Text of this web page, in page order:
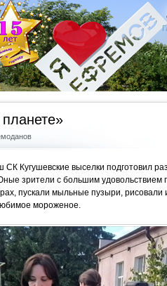
Кугушевские выселки подготовил
зрители с большим удовольствием
пускали мыльные пузыри,
мороженое.